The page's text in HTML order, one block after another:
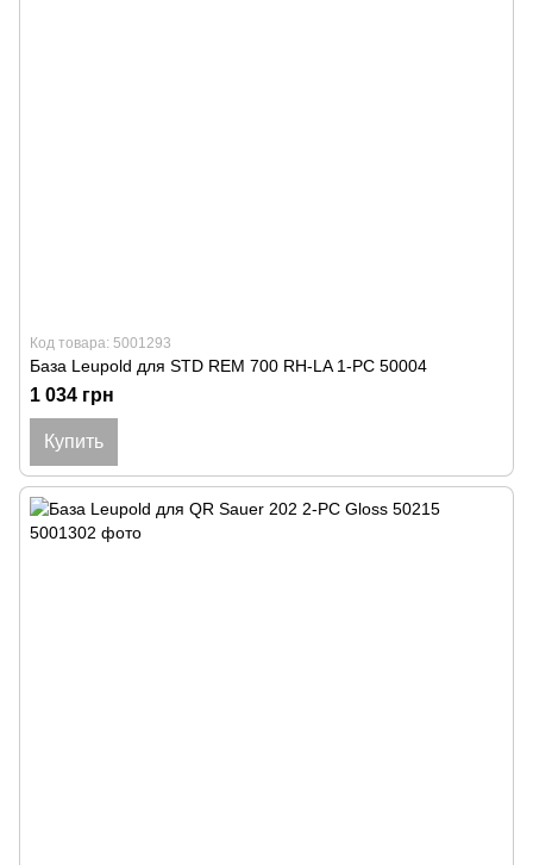
Код товара: 5001293
База Leupold для STD REM 700 RH-LA 1-PC 50004
1 034 грн
Купить